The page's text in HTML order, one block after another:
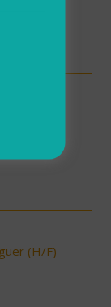
(H/F)
(H/F)